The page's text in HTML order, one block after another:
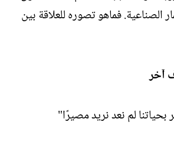
الصناعية. فماهو تصوره للعلاقة بين
آخر
بحياتنا لم نعد نريد مصيرًا"